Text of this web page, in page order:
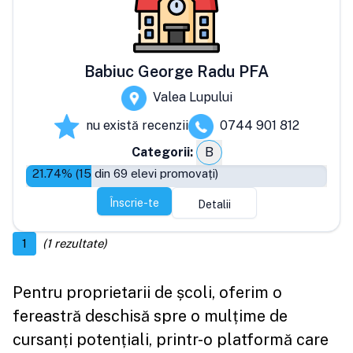
Babiuc George Radu PFA
Valea Lupului
nu există recenzii
0744 901 812
Categorii:
B
21.74% (15 din 69 elevi promovați)
Înscrie-te Detalii
1 (1rezultate)
Pentru proprietarii de școli, oferim o
fereastră deschisă spre o mulțime de
cursanți potențiali, printr-o platformă care